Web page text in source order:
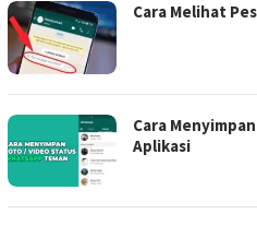
Cara Melihat
Cara
Aplikasi